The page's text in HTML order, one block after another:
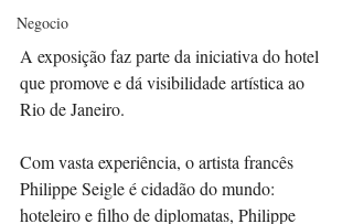
Negocio
A exposição faz parte da iniciativa do hotel
que promove e dá visibilidade artística ao
Rio de Janeiro.
Com vasta experiência, o artista francês
Philippe Seigle é cidadão do mundo:
hoteleiro e filho de diplomatas, Philippe